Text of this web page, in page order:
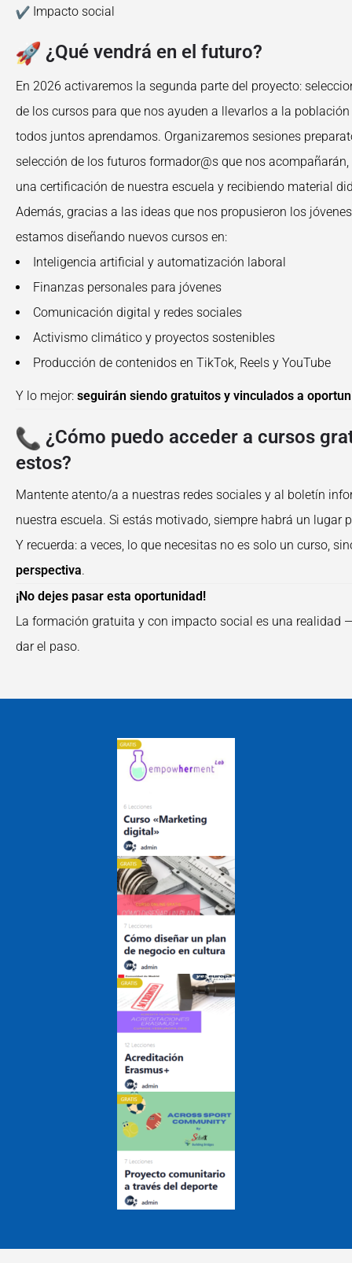
Impacto social
¿Qué vendrá en el futuro?
En 2026 activaremos la segunda parte del proyecto:
de los cursos para que nos ayuden a llevarlos a la
todos juntos aprendamos. Organizaremos sesiones
selección de los futuros formador@s que nos
una certificación de nuestra escuela y recibiendo material
Además, gracias a las ideas que nos propusieron los
estamos diseñando nuevos cursos en:
Inteligencia artificial y automatización laboral
Finanzas personales para jóvenes
Comunicación digital y redes sociales
Activismo climático y proyectos sostenibles
Producción de contenidos en TikTok, Reels y YouTube
Y lo mejor: seguirán siendo gratuitos y vinculados a
¿Cómo puedo acceder a cursos
estos?
Mantente atento/a a nuestras redes sociales y al boletín
nuestra escuela. Si estás motivado, siempre habrá un lugar
Y recuerda: a veces, lo que necesitas no es solo un curso,
perspectiva.
¡No dejes pasar esta oportunidad!
La formación gratuita y con impacto social es una realidad
dar el paso.